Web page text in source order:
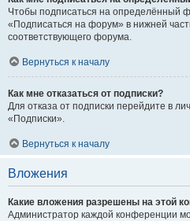
Чтобы подписаться на определённый
«Подписаться на форум» в нижней
соответствующего форума.
Вернуться к началу
Как мне отказаться от подписки?
Для отказа от подписки перейдите в
«Подписки».
Вернуться к началу
Вложения
Какие вложения разрешены на этой
Администратор каждой конференции